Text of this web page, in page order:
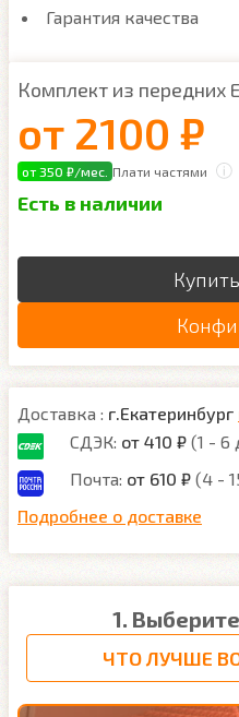
Гарантия качества
Комплект из передних
от 2100 ₽
от 350 ₽/мес. Плати частями
Есть в наличии
Доставка : г.Екатеринбург
СДЭК: от 410 ₽ (1 - 6
Почта: от 610 ₽ (4 -
Подробнее о доставке
1.
ЧТО ЛУЧШЕ